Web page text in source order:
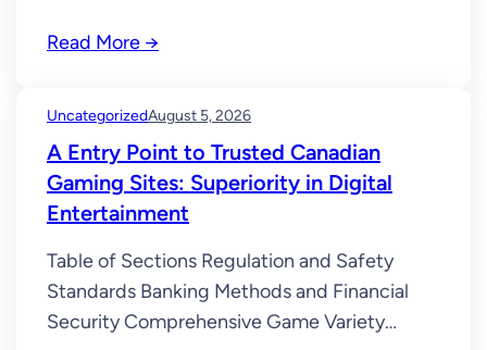
comprimido en el desayuno recuperas la
Después de 5-7 días de toma diaria se
consigue estado de…
Read More →
UncategorizedAugust 5, 2026
A Entry Point to Trusted Canadian
Gaming Sites: Superiority in Digital
Entertainment
Table of Sections Regulation and Safety
Standards Banking Methods and Financial
Security Comprehensive Game Variety